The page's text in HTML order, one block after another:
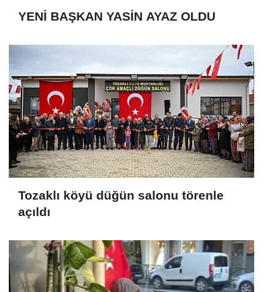
YENİ BAŞKAN YASİN AYAZ OLDU
Tozaklı köyü düğün salonu törenle
açıldı